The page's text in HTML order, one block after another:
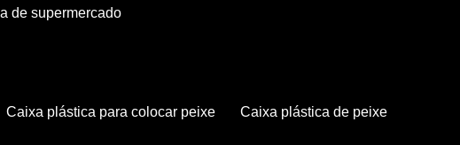
de supermercado
caixa plástica para colocar peixe caixa plástica de peixe